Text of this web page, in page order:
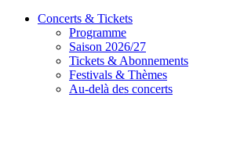
Concerts & Tickets
Programme
Saison 2026/27
Tickets & Abonnements
Festivals & Thèmes
Au-delà des concerts